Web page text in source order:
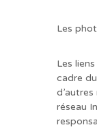
Les
Les
cadre
réseau